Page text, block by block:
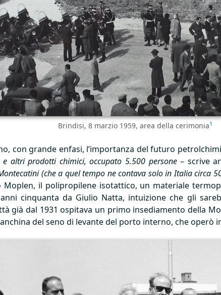
Brindisi, 8 marzio 1959, area della cerimonia1
con grande enfasi, l’importanza del futuro
altri prodotti chimici, occupato 5.500 persone– scrive
(che a quel tempo ne contava solo in Italia circa
Moplen, il polipropilene isotattico, un materiale
cinquanta da Giulio Natta, intuizione che gli
già dal 1931 ospitava un primo insediamento della
del seno di levante del porto interno, che operò